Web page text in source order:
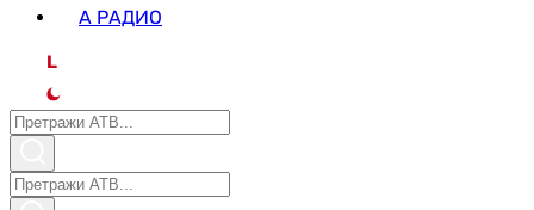
А РАДИО
L